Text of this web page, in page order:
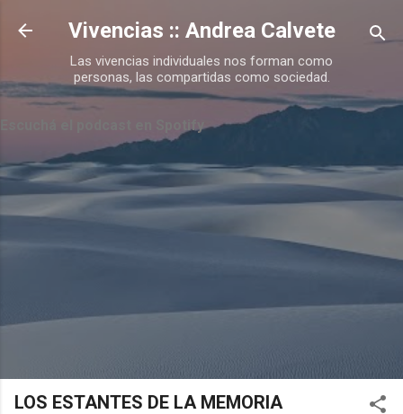
Ir al contenido principal
Vivencias :: Andrea Calvete
Las vivencias individuales nos forman como
personas, las compartidas como sociedad.
Escuchá el podcast en Spotify
LOS ESTANTES DE LA MEMORIA